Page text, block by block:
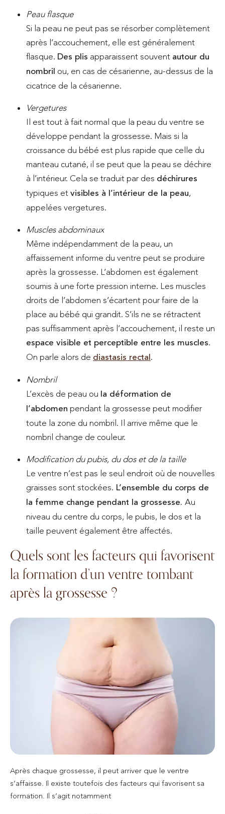
Peau flasque
Si la peau ne peut pas se résorber complètement
après l’accouchement, elle est généralement
flasque. Des plis apparaissent souvent autour du
nombril ou, en cas de césarienne, au-dessus de la
cicatrice de la césarienne.
Vergetures
Il est tout à fait normal que la peau du ventre se
développe pendant la grossesse. Mais si la
croissance du bébé est plus rapide que celle du
manteau cutané, il se peut que la peau se déchire
à l’intérieur. Cela se traduit par des déchirures
typiques et visibles à l’intérieur de la peau,
appelées vergetures.
Muscles abdominaux
Même indépendamment de la peau, un
affaissement informe du ventre peut se produire
après la grossesse. L’abdomen est également
soumis à une forte pression interne. Les muscles
droits de l’abdomen s’écartent pour faire de la
place au bébé qui grandit. S’ils ne se rétractent
pas suffisamment après l’accouchement, il reste un
espace visible et perceptible entre les muscles.
On parle alors de diastasis rectal.
Nombril
L’excès de peau ou la déformation de
l’abdomen pendant la grossesse peut modifier
toute la zone du nombril. Il arrive même que le
nombril change de couleur.
Modification du pubis, du dos et de la taille
Le ventre n’est pas le seul endroit où de nouvelles
graisses sont stockées. L’ensemble du corps de
la femme change pendant la grossesse. Au
niveau du centre du corps, le pubis, le dos et la
taille peuvent également être affectés.
Quels sont les facteurs qui favorisent
la formation d’un ventre tombant
après la grossesse ?
Après chaque grossesse, il peut arriver que le ventre
s’affaisse. Il existe toutefois des facteurs qui favorisent sa
formation. Il s’agit notamment